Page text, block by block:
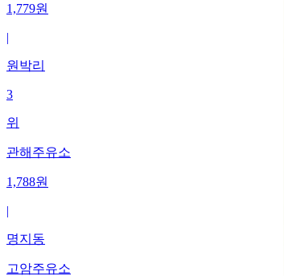
1,779원
|
원박리
3
위
관해주유소
1,788원
|
명지동
고암주유소